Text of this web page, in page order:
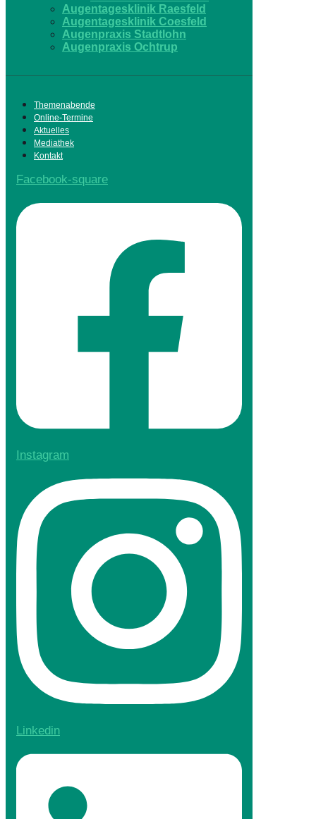
Augentagesklinik Raesfeld
Augentagesklinik Coesfeld
Augenpraxis Stadtlohn
Augenpraxis Ochtrup
Themenabende
Online-Termine
Aktuelles
Mediathek
Kontakt
Facebook-square
Instagram
Linkedin